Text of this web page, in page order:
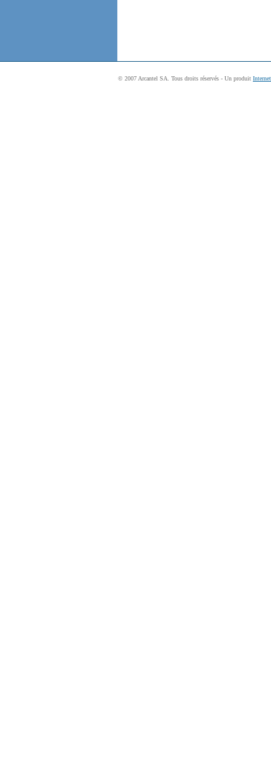
© 2007 Arcantel SA. Tous droits réservés - Un produit